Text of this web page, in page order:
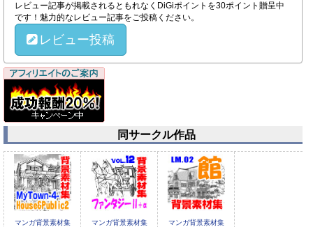
レビュー記事が掲載されるともれなくDiGiポイントを30ポイント贈呈中
です！魅力的なレビュー記事をご投稿ください。
レビュー投稿
同サークル作品
マンガ背景素材集
マンガ背景素材集
マンガ背景素材集